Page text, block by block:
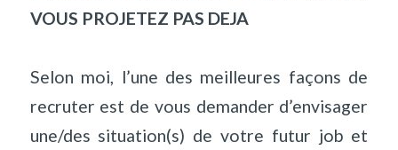
VOUS PROJETEZ PAS DEJA
Selon moi, l’une des meilleures façons de
recruter est de vous demander d’envisager
une/des situation(s) de votre futur job et